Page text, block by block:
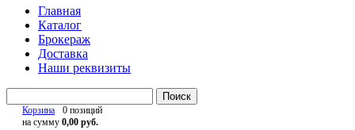
Главная
Каталог
Брокераж
Доставка
Наши реквизиты
Поиск
Корзина
0 позиций
на сумму 0,00 руб.